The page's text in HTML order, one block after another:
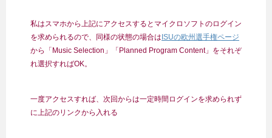
私はスマホから上記にアクセスするとマイクロソフトのログイン
を求められるので、同様の状態の場合は ISUの欧州選手権ページ
から「Music Selection」「Planned Program Content」をそれぞ
れ選択すればOK。
一度アクセスすれば、次回からは一定時間ログインを求められず
に上記のリンクから入れる